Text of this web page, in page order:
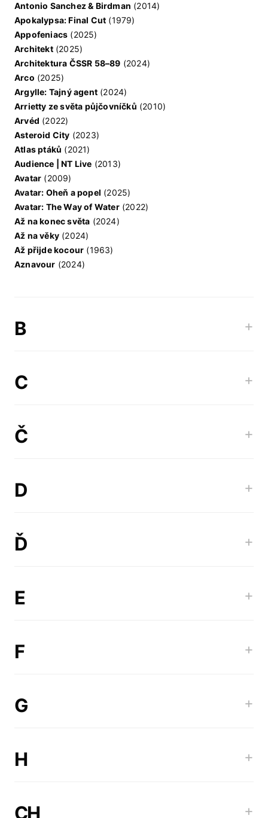
Antonio Sanchez & Birdman (2014)
Apokalypsa: Final Cut (1979)
Appofeniacs (2025)
Architekt(2025)
Architektura ČSSR 58–89 (2024)
Arco (2025)
Argylle: Tajný agent (2024)
Arrietty ze světa půjčovníčků (2010)
Arvéd (2022)
Asteroid City (2023)
Atlas ptáků (2021)
Audience | NT Live (2013)
Avatar (2009)
Avatar: Oheň a popel (2025)
Avatar: The Way of Water(2022)
Až na konec světa (2024)
Až na věky (2024)
Až přijde kocour (1963)
Aznavour (2024)
B +
C +
Č +
D +
Ď +
E +
F +
G +
H +
CH +